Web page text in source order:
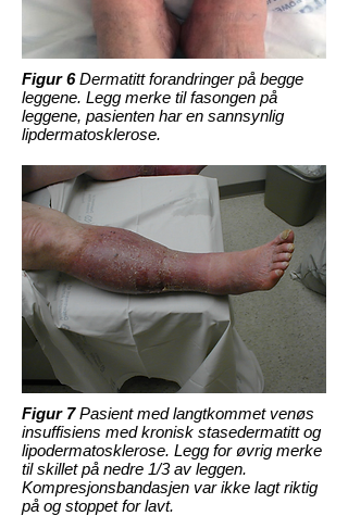
Figur 6Dermatitt forandringer på begge
leggene. Legg merke til fasongen på
leggene, pasienten har en sannsynlig
lipdermatosklerose.
Figur 7Pasient med langtkommet venøs
insuffisiens med kronisk stasedermatitt og
lipodermatosklerose. Legg for øvrig merke
til skillet på nedre 1/3 av leggen.
Kompresjonsbandasjen var ikke lagt riktig
på og stoppet for lavt.